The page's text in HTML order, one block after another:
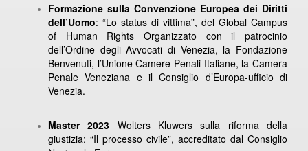
Formazione sulla Convenzione Europea dei Diritti
dell’Uomo: “Lo status di vittima”, del Global Campus
of Human Rights Organizzato con il patrocinio
dell’Ordine degli Avvocati di Venezia, la Fondazione
Benvenuti, l’Unione Camere Penali Italiane, la Camera
Penale Veneziana e il Consiglio d’Europa-ufficio di
Venezia.
Master 2023 Wolters Kluwers sulla riforma della
giustizia: “Il processo civile”, accreditato dal Consiglio